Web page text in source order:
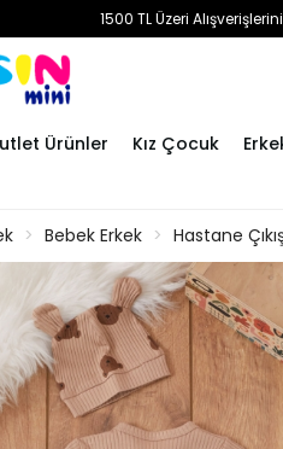
1500 TL Üzeri
Ürünler Kız Çocuk
Bebek Erkek Hastane